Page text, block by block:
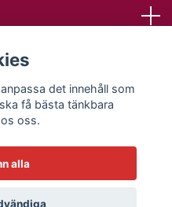
det innehåll som
få bästa tänkbara
oss.
alla